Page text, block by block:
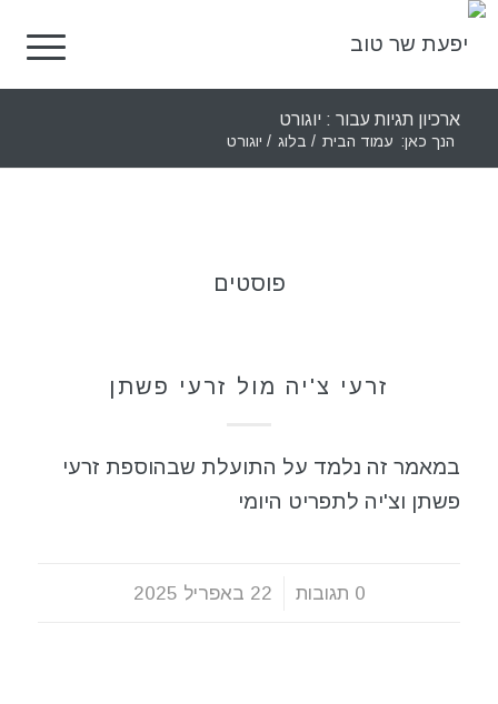
ארכיון תגיות עבור : יוגורט
הנך כאן: עמוד הבית / בלוג / יוגורט
פוסטים
זרעי צ'יה מול זרעי פשתן
במאמר זה נלמד על התועלת שבהוספת זרעי
פשתן וצ'יה לתפריט היומי
0 תגובות
/ 22 באפריל 2025